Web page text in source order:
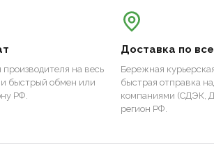
на весь
быстрый обмен или
РФ.
Доставка по
Бережная
быстрая отправка
компаниями (СДЭК,
регион РФ.